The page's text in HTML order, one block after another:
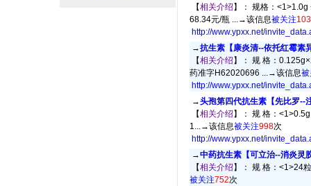
【相关介绍 】： 规格：
68.34元/瓶 ...→该信息被关注
http://www.ypxx.net/
→抗生素【康炎清--依托红霉素
【相关介绍 】： 规 格：
药准字H62020696 ...→该信息
http://www.ypxx.net/
→头孢第四代抗生素【先比罗--
【相关介绍 】： 规 格：
1...→该信息被关注998次
http://www.ypxx.net/
→中药抗生素【可立治--消炎灵
【相关介绍 】： 规 格：<1>24
被关注752次